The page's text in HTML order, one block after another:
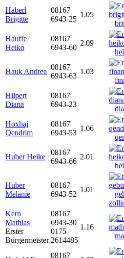
Haberl
Brigitte
08167
6943-25
1.05
Hauffe
Heiko
08167
6943-60
2.09
Hauk Andrea
08167
6943-63
1.03
Hilpert
Diana
08167
6943-23
Hoxhaj
Qendrim
08167
6943-53
1.06
Huber Heike
08167
6943-66
2.01
Huber
Melanie
08167
6943-52
1.01
Kern
Mathias
Erster
Bürgermeister
08167
6943-30
0175
2614485
1.16
08167